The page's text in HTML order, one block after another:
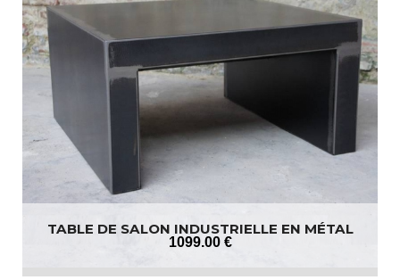
TABLE DE SALON INDUSTRIELLE EN MÉTAL
1099.00 €